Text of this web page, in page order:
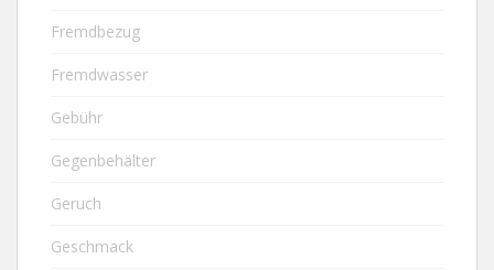
Fremdbezug
Fremdwasser
Gebühr
Gegenbehälter
Geruch
Geschmack